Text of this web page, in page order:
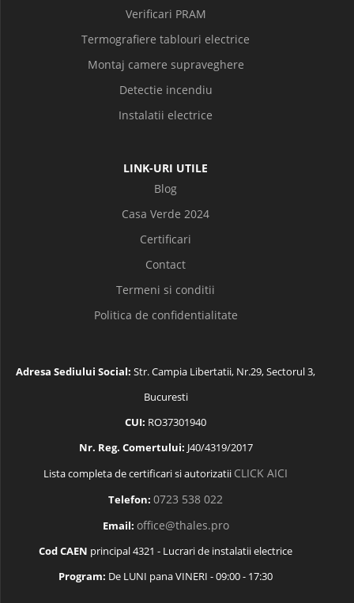
Verificari PRAM
Termografiere tablouri electrice
Montaj camere supraveghere
Detectie incendiu
Instalatii electrice
LINK-URI UTILE
Blog
Casa Verde 2024
Certificari
Contact
Termeni si conditii
Politica de confidentialitate
Adresa Sediului Social: Str. Campia Libertatii, Nr.29, Sectorul 3,
Bucuresti
CUI: RO37301940
Nr. Reg. Comertului: J40/4319/2017
Lista completa de certificari si autorizatii CLICK AICI
Telefon: 0723 538 022
Email: office@thales.pro
Cod CAEN principal 4321 - Lucrari de instalatii electrice
Program: De LUNI pana VINERI - 09:00 - 17:30